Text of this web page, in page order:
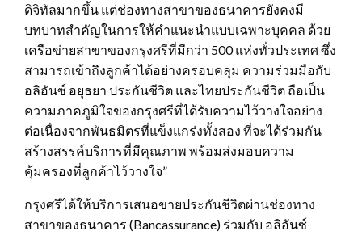
ดิจิทัลมากขึ้น แต่ช่องทางสาขาของธนาคารยังคงมี
บทบาทสำคัญในการให้คำแนะนำแบบเฉพาะบุคคล ด้วย
เครือข่ายสาขาของกรุงศรีที่มีกว่า 500 แห่งทั่วประเทศ ซึ่ง
สามารถเข้าถึงลูกค้าได้อย่างครอบคลุม ความร่วมมือกับ
อลิอันซ์ อยุธยา ประกันชีวิต และไทยประกันชีวิต ถือเป็น
ความภาคภูมิใจของกรุงศรีที่ได้รับความไว้วางใจอย่าง
ต่อเนื่องจากพันธมิตรที่แข็งแกร่งทั้งสอง ที่จะได้ร่วมกัน
สร้างสรรค์บริการที่มีคุณภาพ พร้อมส่งมอบความ
คุ้มครองที่ลูกค้าไว้วางใจ”
กรุงศรีได้ให้บริการเสนอขายประกันชีวิตผ่านช่องทาง
สาขาของธนาคาร (Bancassurance) ร่วมกับ อลิอันซ์